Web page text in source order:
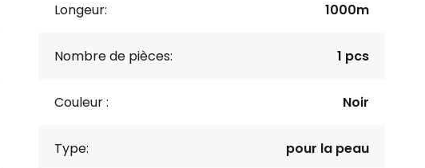
Longeur: 1000m
Nombre de pièces: 1 pcs
Couleur : Noir
Type: pour la peau